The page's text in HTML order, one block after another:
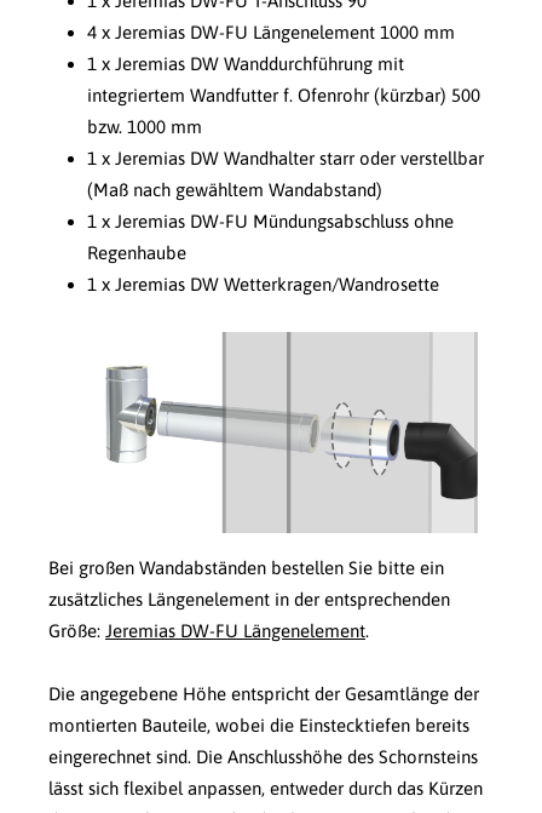
4 x Jeremias DW-FU Längenelement 1000 mm
1 x Jeremias DW Wanddurchführung mit
integriertem Wandfutter f. Ofenrohr (kürzbar) 500
bzw. 1000 mm
1 x Jeremias DW Wandhalter starr oder verstellbar
(Maß nach gewähltem Wandabstand)
1 x Jeremias DW-FU Mündungsabschluss ohne
Regenhaube
1 x Jeremias DW Wetterkragen/Wandrosette
Bei großen Wandabständen bestellen Sie bitte ein
zusätzliches Längenelement in der entsprechenden
Größe: Jeremias DW-FU Längenelement.
Die angegebene Höhe entspricht der Gesamtlänge der
montierten Bauteile, wobei die Einstecktiefen bereits
eingerechnet sind. Die Anschlusshöhe des Schornsteins
lässt sich flexibel anpassen, entweder durch das Kürzen